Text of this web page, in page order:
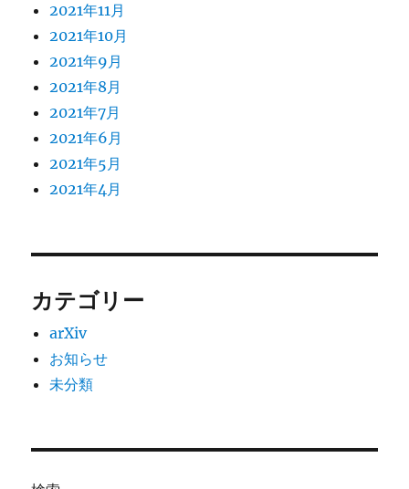
2021年11月
2021年10月
2021年9月
2021年8月
2021年7月
2021年6月
2021年5月
2021年4月
カテゴリー
arXiv
お知らせ
未分類